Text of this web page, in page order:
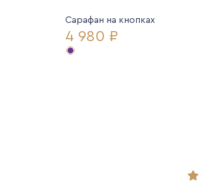
Сарафан на кнопках
4 980 ₽